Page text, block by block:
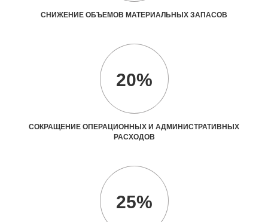
СНИЖЕНИЕ ОБЪЕМОВ МАТЕРИАЛЬНЫХ ЗАПАСОВ
20%
СОКРАЩЕНИЕ ОПЕРАЦИОННЫХ И АДМИНИСТРАТИВНЫХ
РАСХОДОВ
25%